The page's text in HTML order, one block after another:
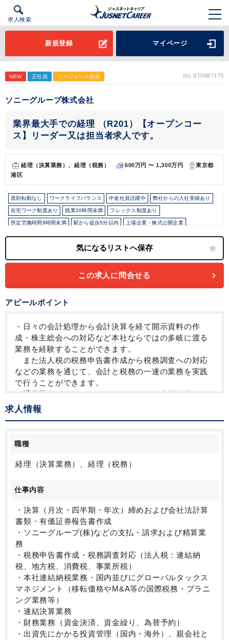
求人検索
新規登録 マイページ
NEW 正社員 エージェント経由 No.ST0087173
ソニーグループ株式会社
業界最大手での経理 （R201）【オープンコー
ス】リーダー又は担当者求人です。
経理（決算業務）、経理（税務） 600万円 〜 1,300万円
東京都
港区
原則転勤なし ワークライフバランス 中途社員活躍中 弊社からの入社実績あり
在宅ワーク制度あり 残業20時間未満 フレックス制度あり
所定労働時間8時間未満 駅から徒歩5分以内 上場企業・株式公開企業
この求人に問合せる
アピールポイント
・日々の会計処理から会計決算を経て開示資料の作
成・株主総会への対応など本社ならではの多岐に渡る
業務を経験することができます。
また法人税の税務申告書作成から税務調査への対応
などの業務を通じて、会計と税務の一連の業務を実践
で行うことができます。
・通常業務だけでなく、Corporate CFO直下組織とし
てプロジェクトにも参画し、ソニーグループの事業戦
略に触れながら、ビジネスをサポートしています。
課題に向き合うことにより、キャリアアップの幅を広
げることができます。
・幅広い事業を経理・税務の観点からサポートする業
務の経験を積むことができます。
・日本のリーディングカンパニーのひとつとして、前
例のない新しい事例をチームで検討して先例となる答
えを導き出す経験ができ、会計・税務の業務を幅広く
また深堀りできるのが魅力です。
求人情報
職種
経理（決算業務）、経理（税務）
仕事内容
・決算（月次・四半期・年次）締めおよび会社法計算
書類・有価証券報告書作成
・ソニーグループ(株)などの支払・請求および精算業
務
・税務申告書作成・税務調査対応（法人税：連結納
税、地方税、消費税、事業所税）
・本社連結納税業務・国内並びにグローバルタックス
マネジメント（移転価格やM&A等の国際税務・プラニ
ング業務等）
・連結決算業務
・財務業務（資金決済、資金繰り、為替予約）
・出資先にかかる投資管理（国内・海外）、親会社と